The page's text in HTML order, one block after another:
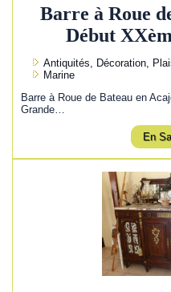
Barre à Roue
Début
Antiquités, Décoration,
Marine
Barre à Roue de Bateau en
Grande…
En